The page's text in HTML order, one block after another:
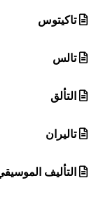
تاكيتوس
تالس
التألق
تاليران
التأليف